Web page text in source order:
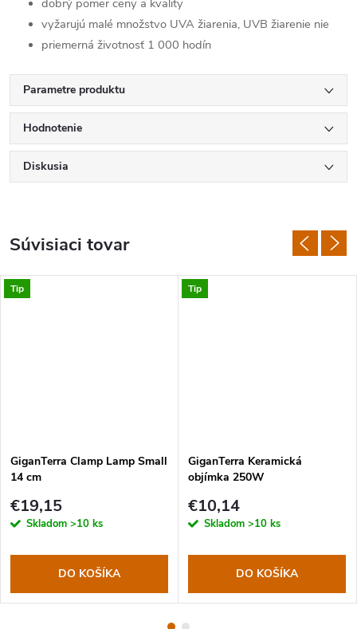
dobrý pomer ceny a kvality
vyžarujú malé množstvo UVA žiarenia, UVB žiarenie nie
priemerná životnosť 1 000 hodín
Parametre produktu
Hodnotenie
Diskusia
Súvisiaci tovar
Tip
GiganTerra Clamp Lamp Small
14 cm
€19,15
Skladom >10 ks
DO KOŠÍKA
Tip
GiganTerra Keramická
objímka 250W
€10,14
Skladom >10 ks
DO KOŠÍKA